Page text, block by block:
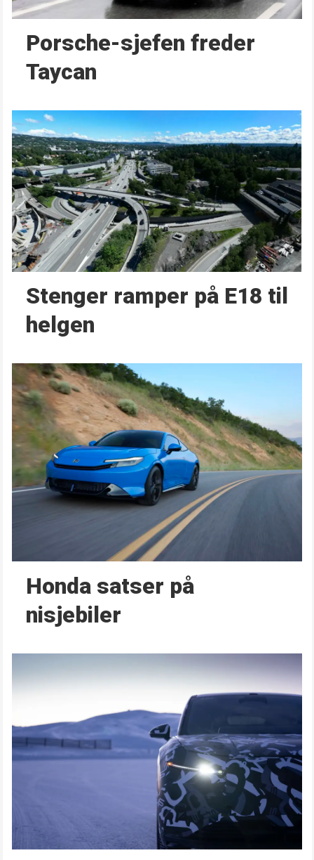
Porsche-sjefen freder
Taycan
Stenger ramper på E18 til
helgen
Honda satser på
nisjebiler